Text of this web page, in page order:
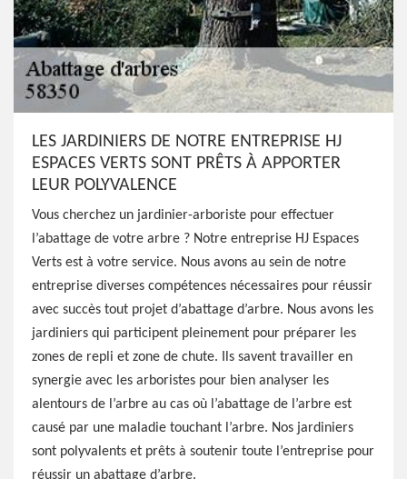
LES JARDINIERS DE NOTRE ENTREPRISE HJ
ESPACES VERTS SONT PRÊTS À APPORTER
LEUR POLYVALENCE
Vous cherchez un jardinier-arboriste pour effectuer
l’abattage de votre arbre ? Notre entreprise HJ Espaces
Verts est à votre service. Nous avons au sein de notre
entreprise diverses compétences nécessaires pour réussir
avec succès tout projet d’abattage d’arbre. Nous avons les
jardiniers qui participent pleinement pour préparer les
zones de repli et zone de chute. Ils savent travailler en
synergie avec les arboristes pour bien analyser les
alentours de l’arbre au cas où l’abattage de l’arbre est
causé par une maladie touchant l’arbre. Nos jardiniers
sont polyvalents et prêts à soutenir toute l’entreprise pour
réussir un abattage d’arbre.